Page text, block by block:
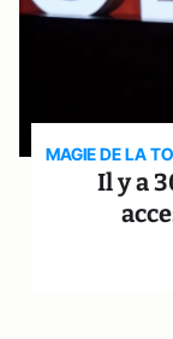
MAGIE DE LA
Il y a